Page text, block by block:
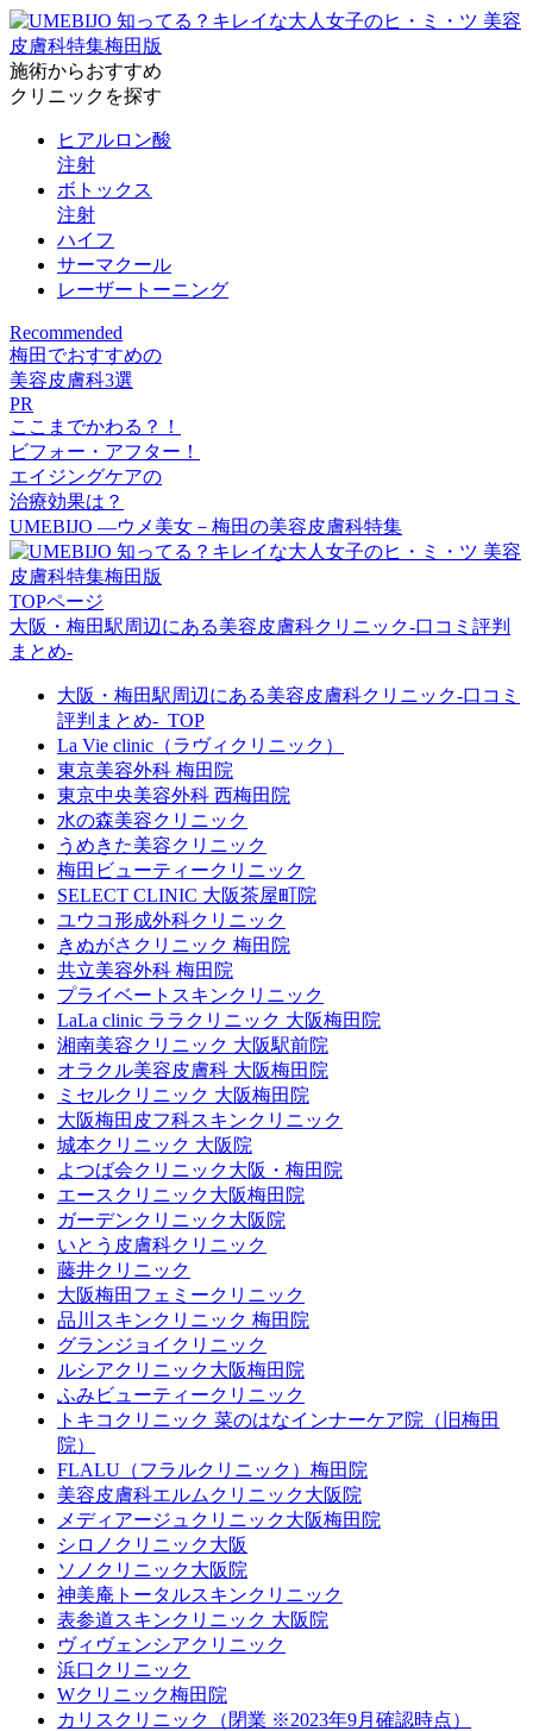
施術からおすすめ
クリニックを探す
ヒアルロン酸
注射
ボトックス
注射
ハイフ
サーマクール
レーザートーニング
Recommended
梅田でおすすめの
美容皮膚科3選
PR
ここまでかわる？！
ビフォー・アフター！
エイジングケアの
治療効果は？
UMEBIJO ―ウメ美女－梅田の美容皮膚科特集
TOPページ
大阪・梅田駅周辺にある美容皮膚科クリニック‐口コミ評判
まとめ‐
大阪・梅田駅周辺にある美容皮膚科クリニック‐口コミ
評判まとめ‐_TOP
La Vie clinic（ラヴィクリニック）
東京美容外科 梅田院
東京中央美容外科 西梅田院
水の森美容クリニック
うめきた美容クリニック
梅田ビューティークリニック
SELECT CLINIC 大阪茶屋町院
ユウコ形成外科クリニック
きぬがさクリニック 梅田院
共立美容外科 梅田院
プライベートスキンクリニック
LaLa clinic ララクリニック 大阪梅田院
湘南美容クリニック 大阪駅前院
オラクル美容皮膚科 大阪梅田院
ミセルクリニック 大阪梅田院
大阪梅田皮フ科スキンクリニック
城本クリニック 大阪院
よつば会クリニック大阪・梅田院
エースクリニック大阪梅田院
ガーデンクリニック大阪院
いとう皮膚科クリニック
藤井クリニック
大阪梅田フェミークリニック
品川スキンクリニック 梅田院
グランジョイクリニック
ルシアクリニック大阪梅田院
ふみビューティークリニック
トキコクリニック 菜のはなインナーケア院（旧梅田
院）
FLALU（フラルクリニック）梅田院
美容皮膚科エルムクリニック大阪院
メディアージュクリニック大阪梅田院
シロノクリニック大阪
ソノクリニック大阪院
神美庵トータルスキンクリニック
表参道スキンクリニック 大阪院
ヴィヴェンシアクリニック
浜口クリニック
Wクリニック梅田院
カリスクリニック（閉業 ※2023年9月確認時点）